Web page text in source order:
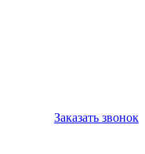
Заказать звонок